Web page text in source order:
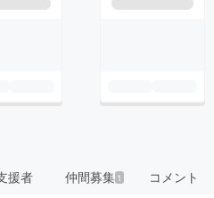
援者 仲間募集 1 コメント